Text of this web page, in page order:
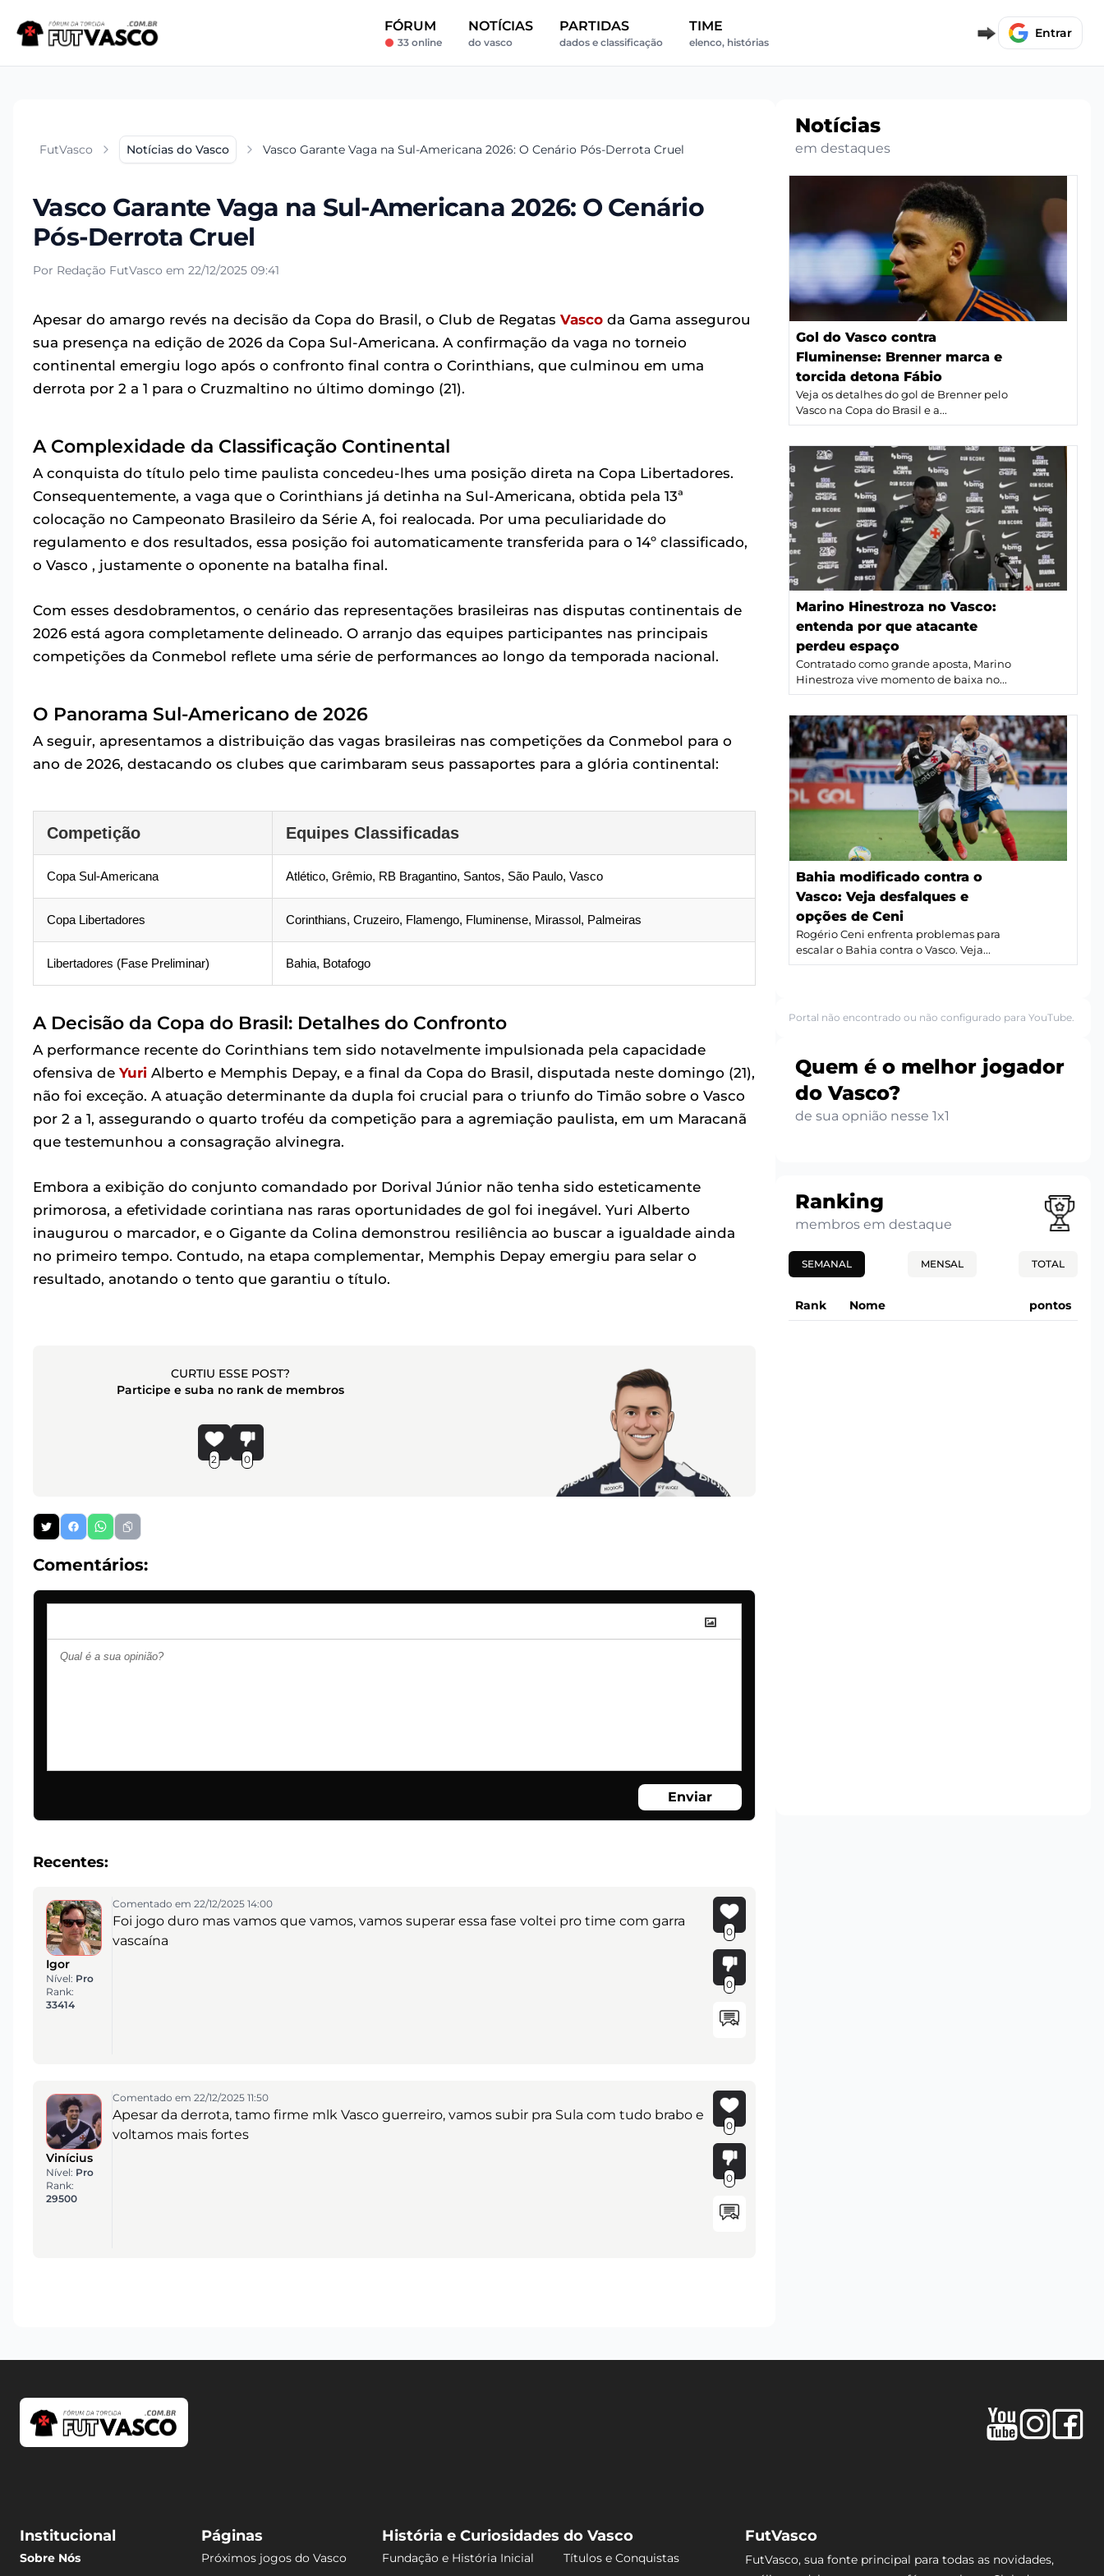
FÓRUM
33 online
NOTÍCIAS
do vasco
PARTIDAS
dados e classificação
TIME
elenco, histórias
Entrar
FutVasco Notícias do Vasco Vasco Garante Vaga na Sul-Americana 2026: O Cenário Pós-Derrota Cruel
Vasco Garante Vaga na Sul-Americana 2026: O Cenário
Pós-Derrota Cruel
Por Redação FutVasco em 22/12/2025 09:41
Apesar do amargo revés na decisão da Copa do Brasil, o Club de Regatas Vasco da Gama assegurou
sua presença na edição de 2026 da Copa Sul-Americana. A confirmação da vaga no torneio
continental emergiu logo após o confronto final contra o Corinthians, que culminou em uma
derrota por 2 a 1 para o Cruzmaltino no último domingo (21).
A Complexidade da Classificação Continental
A conquista do título pelo time paulista concedeu-lhes uma posição direta na Copa Libertadores.
Consequentemente, a vaga que o Corinthians já detinha na Sul-Americana, obtida pela 13ª
colocação no Campeonato Brasileiro da Série A, foi realocada. Por uma peculiaridade do
regulamento e dos resultados, essa posição foi automaticamente transferida para o 14º classificado,
o Vasco , justamente o oponente na batalha final.
Com esses desdobramentos, o cenário das representações brasileiras nas disputas continentais de
2026 está agora completamente delineado. O arranjo das equipes participantes nas principais
competições da Conmebol reflete uma série de performances ao longo da temporada nacional.
O Panorama Sul-Americano de 2026
A seguir, apresentamos a distribuição das vagas brasileiras nas competições da Conmebol para o
ano de 2026, destacando os clubes que carimbaram seus passaportes para a glória continental:
Competição Equipes Classificadas
Copa Sul-Americana Atlético, Grêmio, RB Bragantino, Santos, São Paulo, Vasco
Copa Libertadores Corinthians, Cruzeiro, Flamengo, Fluminense, Mirassol, Palmeiras
Libertadores (Fase Preliminar) Bahia, Botafogo
A Decisão da Copa do Brasil: Detalhes do Confronto
A performance recente do Corinthians tem sido notavelmente impulsionada pela capacidade
ofensiva de Yuri Alberto e Memphis Depay, e a final da Copa do Brasil, disputada neste domingo (21),
não foi exceção. A atuação determinante da dupla foi crucial para o triunfo do Timão sobre o Vasco
por 2 a 1, assegurando o quarto troféu da competição para a agremiação paulista, em um Maracanã
que testemunhou a consagração alvinegra.
Embora a exibição do conjunto comandado por Dorival Júnior não tenha sido esteticamente
primorosa, a efetividade corintiana nas raras oportunidades de gol foi inegável. Yuri Alberto
inaugurou o marcador, e o Gigante da Colina demonstrou resiliência ao buscar a igualdade ainda
no primeiro tempo. Contudo, na etapa complementar, Memphis Depay emergiu para selar o
resultado, anotando o tento que garantiu o título.
CURTIU ESSE POST?
Participe e suba no rank de membros
2 0
Comentários:
Enviar
Recentes:
Igor
Nível: Pro
Rank:
33414
Comentado em 22/12/2025 14:00
Foi jogo duro mas vamos que vamos, vamos superar essa fase voltei pro time com garra
vascaína
0
0
Vinícius
Nível: Pro
Rank:
29500
Comentado em 22/12/2025 11:50
Apesar da derrota, tamo firme mlk Vasco guerreiro, vamos subir pra Sula com tudo brabo e
voltamos mais fortes
0
0
Notícias
em destaques
Gol do Vasco contra
Fluminense: Brenner marca e
torcida detona Fábio
Veja os detalhes do gol de Brenner pelo
Vasco na Copa do Brasil e a...
Marino Hinestroza no Vasco:
entenda por que atacante
perdeu espaço
Contratado como grande aposta, Marino
Hinestroza vive momento de baixa no...
Bahia modificado contra o
Vasco: Veja desfalques e
opções de Ceni
Rogério Ceni enfrenta problemas para
escalar o Bahia contra o Vasco. Veja...
Portal não encontrado ou não configurado para YouTube.
Quem é o melhor jogador
do Vasco?
de sua opnião nesse 1x1
Ranking
membros em destaque
SEMANAL MENSAL TOTAL
Rank Nome pontos
Institucional
Sobre Nós
Páginas
Próximos jogos do Vasco
História e Curiosidades do Vasco
Fundação e História Inicial Títulos e Conquistas
FutVasco
FutVasco, sua fonte principal para todas as novidades,